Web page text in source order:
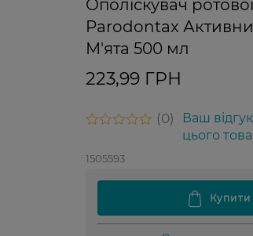
Ополіскувач
Parodontax
М'ята 500 мл
223,99 ГРН
0
Ваш
цього
1505593